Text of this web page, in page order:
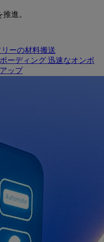
進。
ーの材料搬送
ーディング 迅速なオンボ
ップ